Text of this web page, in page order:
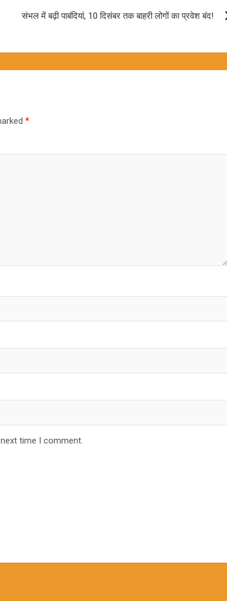
संभल में बढ़ी पाबंदियां, 10 दिसंबर तक बाहरी लोगों का प्रवेश बंद!
*
time I comment.